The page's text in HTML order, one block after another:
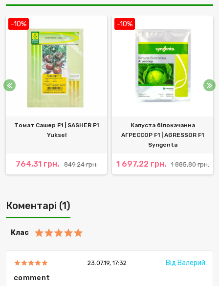
-10%
Томат Сашер F1 | SASHER F1
Yuksel
764,31 грн. 849,24 грн.
-10%
Капуста білокачанна
АГРЕССОР F1 | AGRESSOR F1
Syngenta
1 697,22 грн. 1 885,80 грн.
Коментарі (1)
Клас
23.07.19, 17:32 Від Валерий
comment